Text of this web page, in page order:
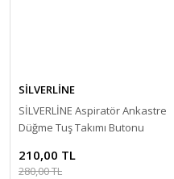
SİLVERLİNE
SİLVERLİNE Aspiratör Ankastre
Düğme Tuş Takımı Butonu
210,00 TL
280,00 TL